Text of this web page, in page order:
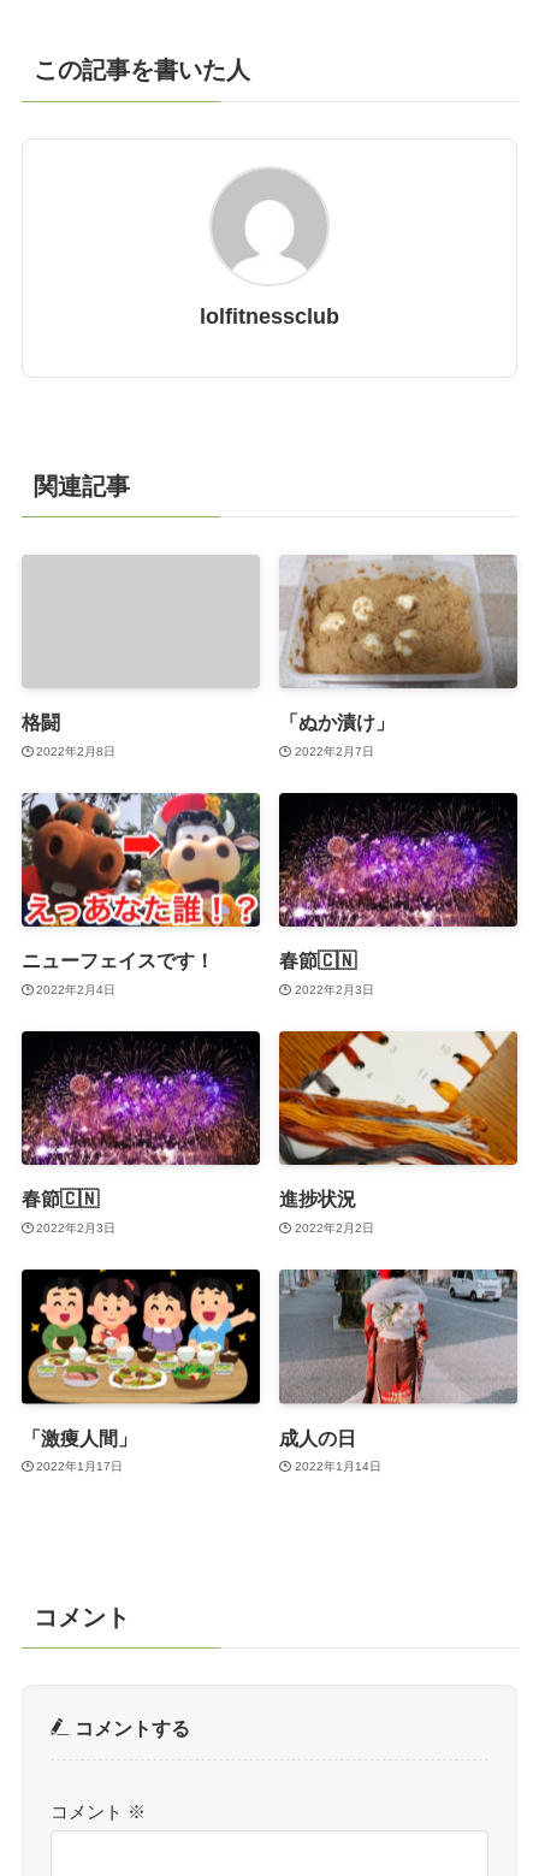
この記事を書いた人
lolfitnessclub
関連記事
格闘
2022年2月8日
「ぬか漬け」
2022年2月7日
ニューフェイスです！
2022年2月4日
春節🇨🇳
2022年2月3日
春節🇨🇳
2022年2月3日
進捗状況
2022年2月2日
「激痩人間」
2022年1月17日
成人の日
2022年1月14日
コメント
コメントする
コメント ※